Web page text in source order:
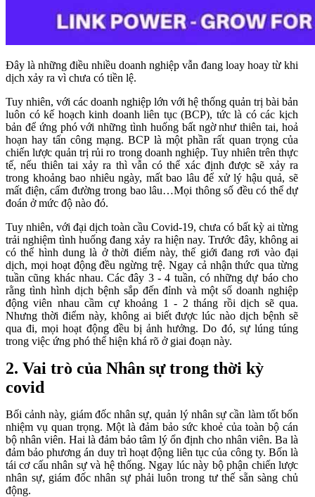
Đây là những điều nhiều doanh nghiệp vẫn đang loay hoay từ khi
dịch xảy ra vì chưa có tiền lệ.
Tuy nhiên, với các doanh nghiệp lớn với hệ thống quản trị bài bản
luôn có kế hoạch kinh doanh liên tục (BCP), tức là có các kịch
bản để ứng phó với những tình huống bất ngờ như thiên tai, hoả
hoạn hay tấn công mạng. BCP là một phần rất quan trọng của
chiến lược quản trị rủi ro trong doanh nghiệp. Tuy nhiên trên thực
tế, nếu thiên tai xảy ra thì vẫn có thể xác định được sẽ xảy ra
trong khoảng bao nhiêu ngày, mất bao lâu để xử lý hậu quả, sẽ
mất điện, cấm đường trong bao lâu…Mọi thông số đều có thể dự
đoán ở mức độ nào đó.
Tuy nhiên, với đại dịch toàn cầu Covid-19, chưa có bất kỳ ai từng
trải nghiệm tình huống đang xảy ra hiện nay. Trước đây, không ai
có thể hình dung là ở thời điểm này, thế giới đang rơi vào đại
dịch, mọi hoạt động đều ngừng trệ. Ngay cả nhận thức qua từng
tuần cũng khác nhau. Các đây 3 - 4 tuần, có những dự báo cho
rằng tình hình dịch bệnh sắp đến đỉnh và một số doanh nghiệp
động viên nhau cầm cự khoảng 1 - 2 tháng rồi dịch sẽ qua.
Nhưng thời điểm này, không ai biết được lúc nào dịch bệnh sẽ
qua đi, mọi hoạt động đều bị ảnh hưởng. Do đó, sự lúng túng
trong việc ứng phó thể hiện khá rõ ở giai đoạn này.
2. Vai trò của Nhân sự trong thời kỳ
covid
Bối cảnh này, giám đốc nhân sự, quản lý nhân sự cần làm tốt bốn
nhiệm vụ quan trọng. Một là đảm bảo sức khoẻ của toàn bộ cán
bộ nhân viên. Hai là đảm bảo tâm lý ổn định cho nhân viên. Ba là
đảm bảo phương án duy trì hoạt động liên tục của công ty. Bốn là
tái cơ cấu nhân sự và hệ thống. Ngay lúc này bộ phận chiến lược
nhân sự, giám đốc nhân sự phải luôn trong tư thế sẵn sàng chủ
động.